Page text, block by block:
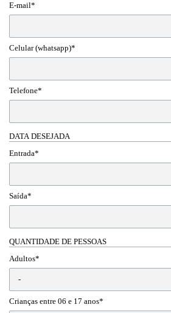
E-mail*
Celular (whatsapp)*
Telefone*
DATA DESEJADA
Entrada*
Saída*
QUANTIDADE DE PESSOAS
Adultos*
Crianças entre 06 e 17 anos*